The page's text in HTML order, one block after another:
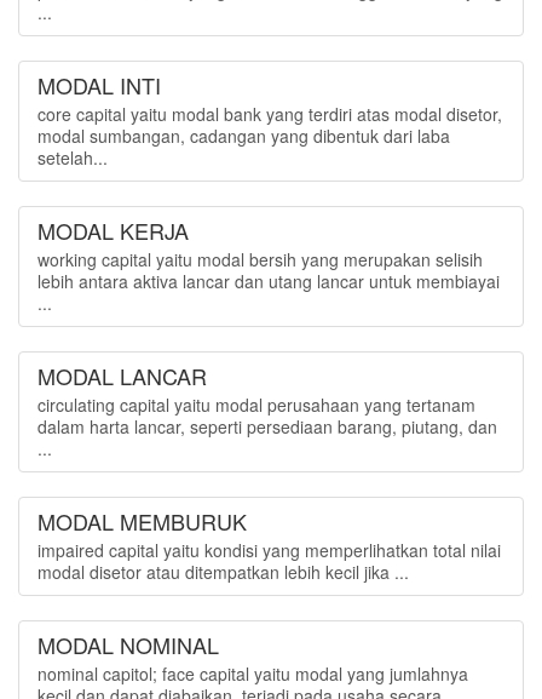
...
MODAL INTI
core capital yaitu modal bank yang terdiri atas modal disetor,
modal sumbangan, cadangan yang dibentuk dari laba
setelah...
MODAL KERJA
working capital yaitu modal bersih yang merupakan selisih
lebih antara aktiva lancar dan utang lancar untuk membiayai
...
MODAL LANCAR
circulating capital yaitu modal perusahaan yang tertanam
dalam harta lancar, seperti persediaan barang, piutang, dan
...
MODAL MEMBURUK
impaired capital yaitu kondisi yang memperlihatkan total nilai
modal disetor atau ditempatkan lebih kecil jika ...
MODAL NOMINAL
nominal capitol; face capital yaitu modal yang jumlahnya